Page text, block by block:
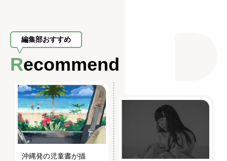
編集部おすすめ
Recommend
沖縄発の児童書が描